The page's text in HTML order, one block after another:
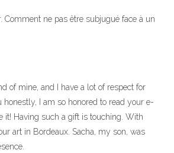
Comment ne pas être subjugué face à un
of mine, and I have a lot of respect for
honestly, I am so honored to read your e-
it! Having such a gift is touching. With
art in Bordeaux. Sacha, my son, was